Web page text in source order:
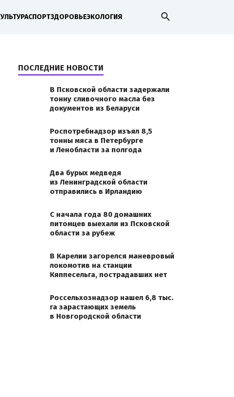
СПОРТЗДОРОВЬЕЭКОЛОГИЯ search
krasivo-56.jpg
ПОСЛЕДНИЕ НОВОСТИ
В Псковской области задержали
тонну сливочного масла без
документов из Беларуси
Роспотребнадзор изъял 8,5
тонны мяса в Петербурге
и Ленобласти за полгода
Два бурых медведя
из Ленинградской области
отправились в Ирландию
С начала года 80 домашних
питомцев выехали из Псковской
области за рубеж
В Карелии загорелся маневровый
локомотив на станции
Кяппесельга, пострадавших нет
Россельхознадзор нашел 6,8 тыс.
га зарастающих земель
в Новгородской области